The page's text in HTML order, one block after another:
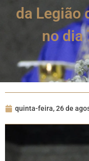
da Legião
no dia
quinta-feira, 26 de